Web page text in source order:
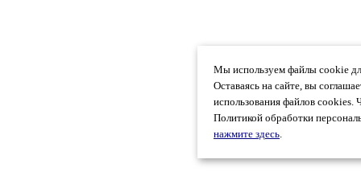
Мы используем файлы cookie
Оставаясь на сайте, вы
использования файлов cookies.
Политикой обработки
нажмите здесь.